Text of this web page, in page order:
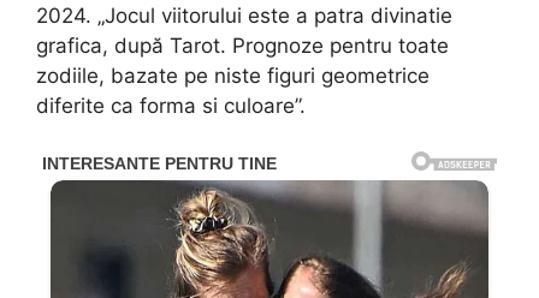
2024. „Jocul viitorului este a patra divinatie
grafica, după Tarot. Prognoze pentru toate
zodiile, bazate pe niste figuri geometrice
diferite ca forma si culoare”.